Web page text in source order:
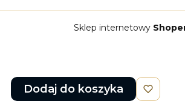
Sklep internetowy
Dodaj do koszyka